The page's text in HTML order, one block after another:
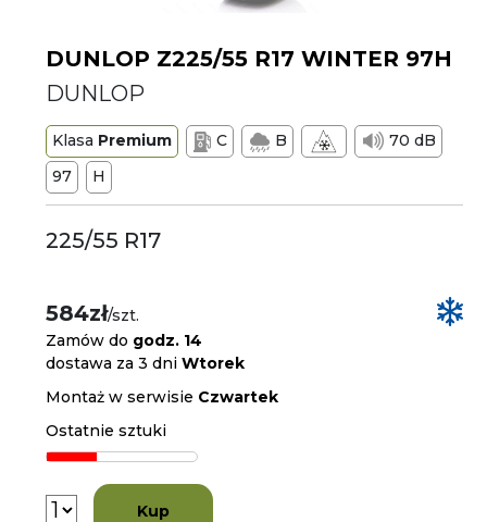
DUNLOP Z225/55 R17 WINTER 97H
DUNLOP
Klasa Premium C B
70 dB
97
H
225/55 R17
584zł/szt.
Zamów do godz. 14
dostawa za 3 dniWtorek
Montaż w serwisie Czwartek
Ostatnie sztuki
Kup